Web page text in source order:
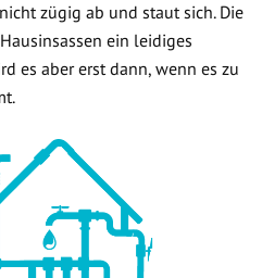
zügig ab und staut sich. Die
ein leidiges
es aber erst dann, wenn es zu